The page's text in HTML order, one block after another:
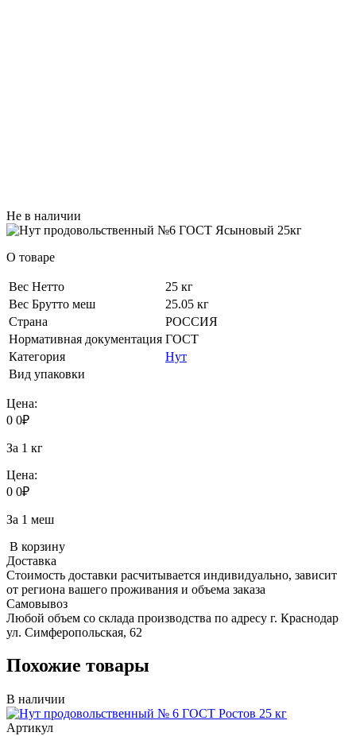
Не в наличии
О товаре
Вес Нетто
25 кг
Вес Брутто меш
25.05 кг
Страна
РОССИЯ
Нормативная документация ГОСТ
Категория
Нут
Вид упаковки
Цена:
0 0₽
За 1 кг
Цена:
0 0₽
За 1 меш
В корзину
Доставка
Стоимость доставки расчитывается индивидуально, зависит
от региона вашего проживания и объема заказа
Самовывоз
Любой объем со склада производства по адресу г. Краснодар
ул. Симферопольская, 62
Похожие товары
В наличии
Артикул